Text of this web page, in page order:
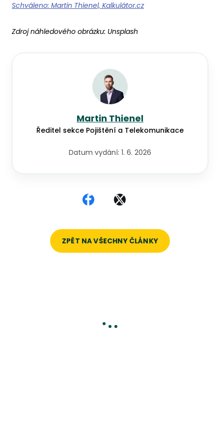
Schváleno: Martin Thienel, Kalkulátor.cz
Zdroj náhledového obrázku: Unsplash
Martin Thienel
Ředitel sekce Pojištění a Telekomunikace
Datum vydání: 1. 6. 2026
Sdílet na Facebooku
Sdílet na X
ZPĚT NA VŠECHNY ČLÁNKY